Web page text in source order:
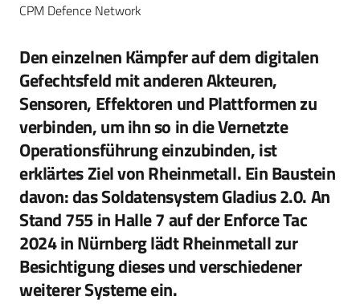
CPM Defence Network
Den einzelnen Kämpfer auf dem digitalen
Gefechtsfeld mit anderen Akteuren,
Sensoren, Effektoren und Plattformen zu
verbinden, um ihn so in die Vernetzte
Operationsführung einzubinden, ist
erklärtes Ziel von Rheinmetall. Ein Baustein
davon: das Soldatensystem Gladius 2.0. An
Stand 755 in Halle 7 auf der Enforce Tac
2024 in Nürnberg lädt Rheinmetall zur
Besichtigung dieses und verschiedener
weiterer Systeme ein.